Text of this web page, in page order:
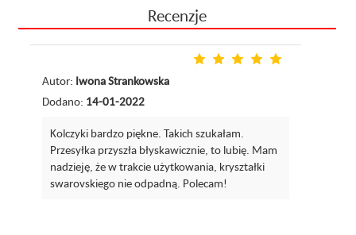
Recenzje
Autor: Iwona Strankowska
Dodano: 14-01-2022
Kolczyki bardzo piękne. Takich szukałam.
Przesyłka przyszła błyskawicznie, to lubię. Mam
nadzieję, że w trakcie użytkowania, kryształki
swarovskiego nie odpadną. Polecam!